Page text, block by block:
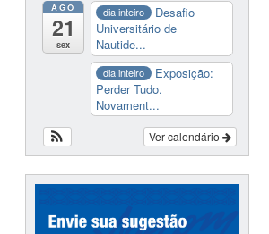
AGO
21
sex
dia inteiro
Desafio
Universitário de
Nautide...
dia inteiro
Exposição:
Perder Tudo.
Novament...
Ver calendário